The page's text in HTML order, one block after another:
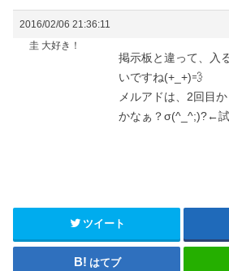
2016/02/06 21:36:11
圭 大好き！
掲示板と違って、入
いですね(+_+)💨
メルアドは、2回目
かなぁ？σ(^_^;)?←
ツイート
はてブ